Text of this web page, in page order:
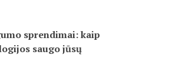
sprendimai: kaip
saugo jūsų